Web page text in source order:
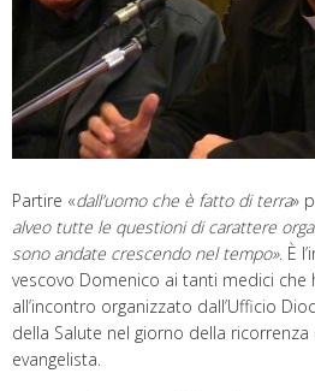
Partire «dall’uomo che è fatto di terra»
alveo tutte le questioni di carattere
sono andate crescendo nel tempo». È
vescovo Domenico ai tanti medici
all’incontro organizzato dall’Ufficio
della Salute nel giorno della
evangelista.